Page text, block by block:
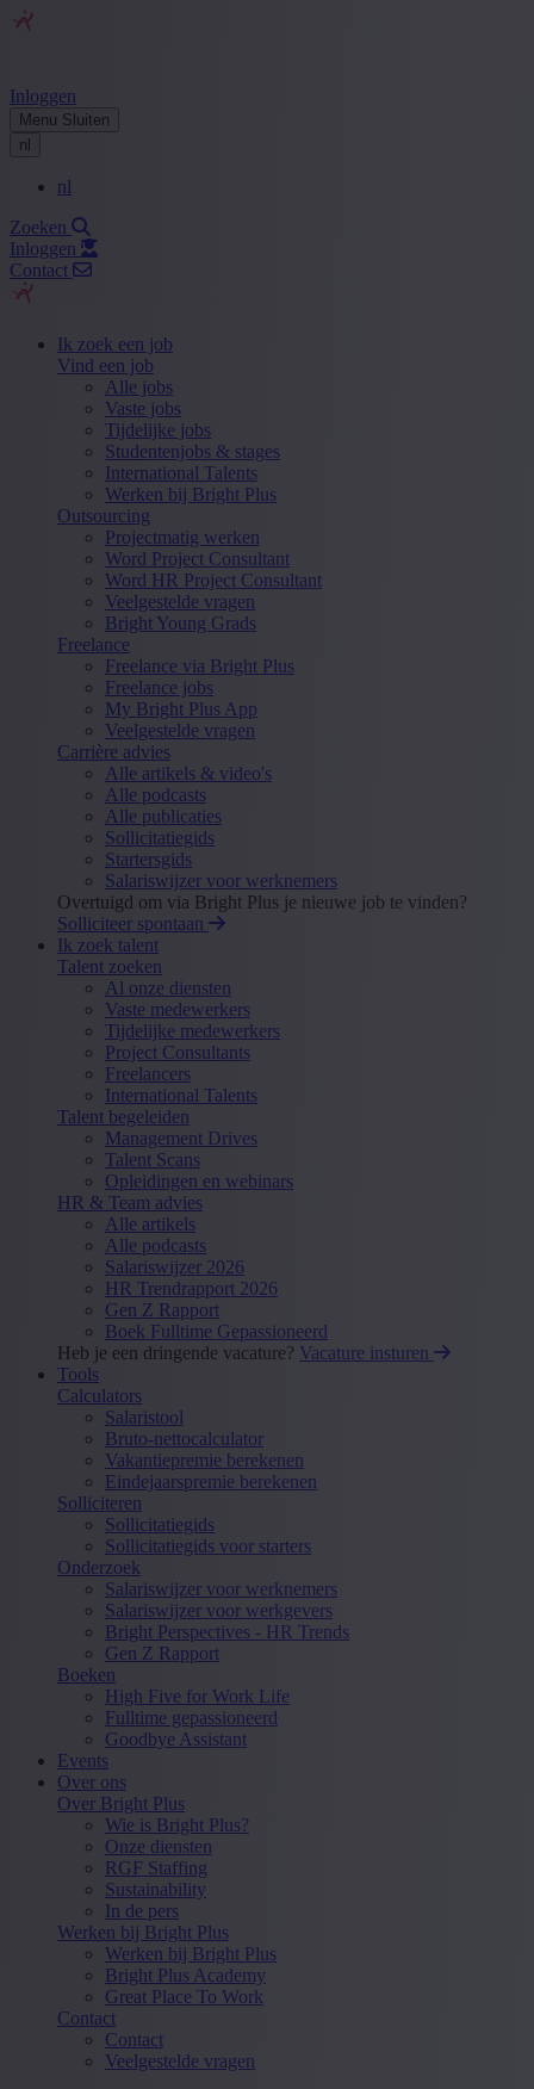
Inloggen
Menu Sluiten
nl
nl
Zoeken
Inloggen
Contact
Ik zoek een job
Vind een job
Alle jobs
Vaste jobs
Tijdelijke jobs
Studentenjobs & stages
International Talents
Werken bij Bright Plus
Outsourcing
Projectmatig werken
Word Project Consultant
Word HR Project Consultant
Veelgestelde vragen
Bright Young Grads
Freelance
Freelance via Bright Plus
Freelance jobs
My Bright Plus App
Veelgestelde vragen
Carrière advies
Alle artikels & video's
Alle podcasts
Alle publicaties
Sollicitatiegids
Startersgids
Salariswijzer voor werknemers
Overtuigd om via Bright Plus je nieuwe job te vinden?
Solliciteer spontaan
Ik zoek talent
Talent zoeken
Al onze diensten
Vaste medewerkers
Tijdelijke medewerkers
Project Consultants
Freelancers
International Talents
Talent begeleiden
Management Drives
Talent Scans
Opleidingen en webinars
HR & Team advies
Alle artikels
Alle podcasts
Salariswijzer 2026
HR Trendrapport 2026
Gen Z Rapport
Boek Fulltime Gepassioneerd
Heb je een dringende vacature? Vacature insturen
Tools
Calculators
Salaristool
Bruto-nettocalculator
Vakantiepremie berekenen
Eindejaarspremie berekenen
Solliciteren
Sollicitatiegids
Sollicitatiegids voor starters
Onderzoek
Salariswijzer voor werknemers
Salariswijzer voor werkgevers
Bright Perspectives - HR Trends
Gen Z Rapport
Boeken
High Five for Work Life
Fulltime gepassioneerd
Goodbye Assistant
Events
Over ons
Over Bright Plus
Wie is Bright Plus?
Onze diensten
RGF Staffing
Sustainability
In de pers
Werken bij Bright Plus
Werken bij Bright Plus
Bright Plus Academy
Great Place To Work
Contact
Contact
Veelgestelde vragen